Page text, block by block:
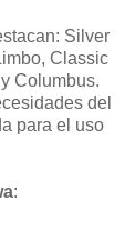
Silver
Classic
Columbus.
del
para el uso
: